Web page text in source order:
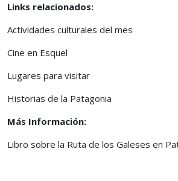
Links relacionados:
Actividades culturales del mes
Cine en Esquel
Lugares para visitar
Historias de la Patagonia
Más Información:
Libro sobre la Ruta de los Galeses en